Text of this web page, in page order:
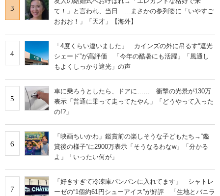
3
て！」と言われ、当日……まさかの参列姿に「いやすご
おおお！」「天才」【海外】
4
「4度くらい違いました」 カインズの外に吊るす“遮光
シェード”が高評価 「今年の酷暑にも活躍」「風通し
もよくしっかり遮光」の声
5
車に乗ろうとしたら、ドアに…… 衝撃の光景が130万
表示「普通に乗って走ってたやん」「どうやって入った
の!?」
6
「映画ちいかわ」鑑賞前の楽しそうな子どもたち→“鑑
賞後の様子”に2900万表示「そうなるわなw」「分かる
よ」「いったい何が」
7
「好きすぎて冷凍庫パンパンに入れてます」 シャトレ
ーゼの“1個約61円シューアイス”が好評 「生地とバニラ